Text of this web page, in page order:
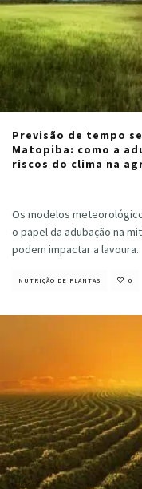
Previsão de tempo
Matopiba: como a
riscos do clima na
Os modelos
o papel da adubação na
podem impactar a lavoura.
NUTRIÇÃO DE PLANTAS 0